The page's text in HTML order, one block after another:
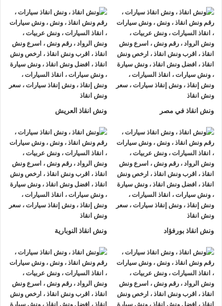
ونش انقاذ , ونش انقاذ سيارات
ونش انقاذ مدينة بدر
ونش انقاذ مدينة بدرنقدم خدمة المساعدة على الطريق بسرعة
وبأسعار معقولة ، وخدمةإنقاذ السياراتفي مدينة بدر و على جميع
الطرق و لدينا فريق من السائقين الوناشين ذوي الخبرة والمدربين
لتزويدك بأفضل مساعدة على الطريق و تقديم خدمات الانقاذ
السريع.
ونش إنقاذ سياراتمن شركةالرواد لإنقاذ السياراتيقدم تجربة
فريدةلإنقاذ السيارات، تمتع بتجربةونش انقاذ سياراتمنونش
انقاذ الروادوأحصل على خصم 50% ، لدينا ونش انقاذمزود بأجهزة
تتبع GPS لأمانك وأمان سيارتك.
اتصل بخدمة العملاء التابعة لنا على مدار 24 ساعة الآن للحصول
علىأقرب ونش انقاذمن موقعك في مدينة بدر فريق المساعدة على
أهبة الاستعداد و جاهز دائما لمساعدتك في أي وقت من النهار أو
الليل 24/7/365 تشمل خدمات
انقاذ السيارات في مدينة بدر
ما يلي:
1- السرعة
يصلكونش انقاذ السيارات
بسرعة فائقة خلال 30 دقيقة بحد اقصي
فور طلبك لـونش إنقاذ سياراتمن أجل إنقاذ السياراتالمُعطّلة في
ونش انقاذ في مصر ونش انقاذ العريش
ونش انقاذ بورفؤاد ونش انقاذ النوبارية